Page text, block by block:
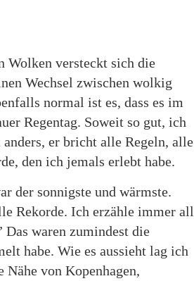
Wolken versteckt sich die
Wechsel zwischen wolkig
normal ist es, dass es im
Regentag. Soweit so gut, ich
er bricht alle Regeln, alle
den ich jemals erlebt habe.
der sonnigste und wärmste.
Rekorde. Ich erzähle immer all
waren zumindest die
habe. Wie es aussieht lag ich
von Kopenhagen,